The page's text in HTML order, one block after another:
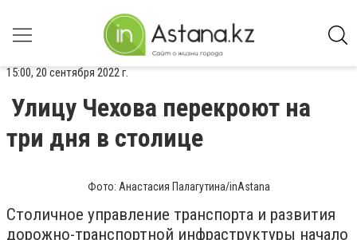
15:00, 20 сентября 2022 г.
Улицу Чехова перекроют на
три дня в столице
Фото: Анастасия Палагутина/inAstana
Столичное управление транспорта и развития
дорожно-транспортной инфраструктуры начало